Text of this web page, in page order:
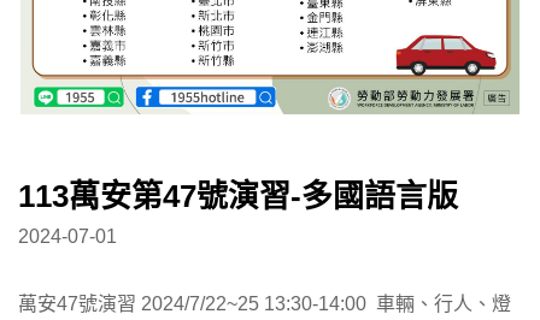
113萬安第47號演習-多國語言版
2024-07-01
萬安47號演習 2024/7/22~25 13:30-14:00 車輛、行人、燈